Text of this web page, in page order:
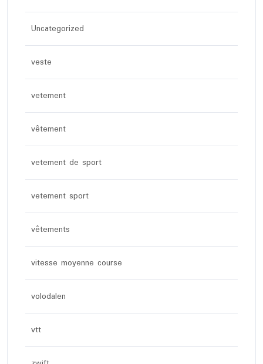
Uncategorized
veste
vetement
vêtement
vetement de sport
vetement sport
vêtements
vitesse moyenne course
volodalen
vtt